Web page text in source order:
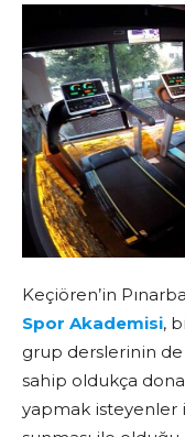
Keçiören’in
Spor Akademisi,
grup derslerinin
sahip oldukça
yapmak isteyenler